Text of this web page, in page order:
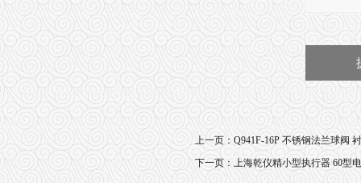
上一页： Q941F-16P 不锈钢法兰球阀
下一页： 上海乾仪精小型执行器 60型